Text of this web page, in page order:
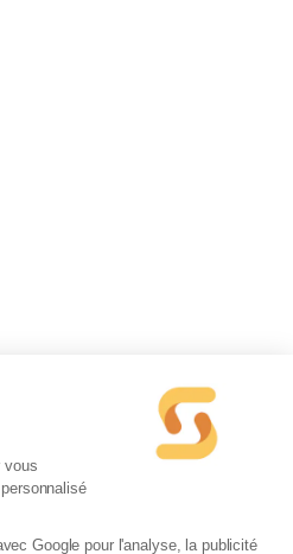
vous
Google pour l'analyse, la publicité